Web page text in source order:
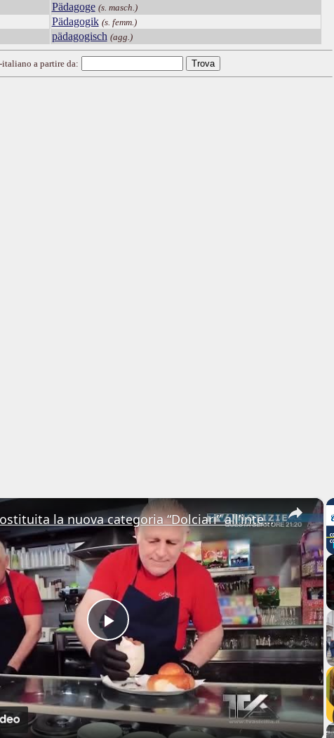
Pädagoge (s. masch.)
Pädagogik (s. femm.)
pädagogisch (agg.)
a partire da:
×
Play
Video
Messina. Costituita la nuova categoria “Dolciari” all’interno di Confartigianato